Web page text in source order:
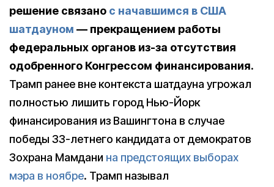
решение связано с начавшимся в США
шатдауном — прекращением работы
федеральных органов из-за отсутствия
одобренного Конгрессом финансирования.
Трамп ранее вне контекста шатдауна угрожал
полностью лишить город Нью-Йорк
финансирования из Вашингтона в случае
победы 33-летнего кандидата от демократов
Зохрана Мамдани на предстоящих выборах
мэра в ноябре. Трамп называл